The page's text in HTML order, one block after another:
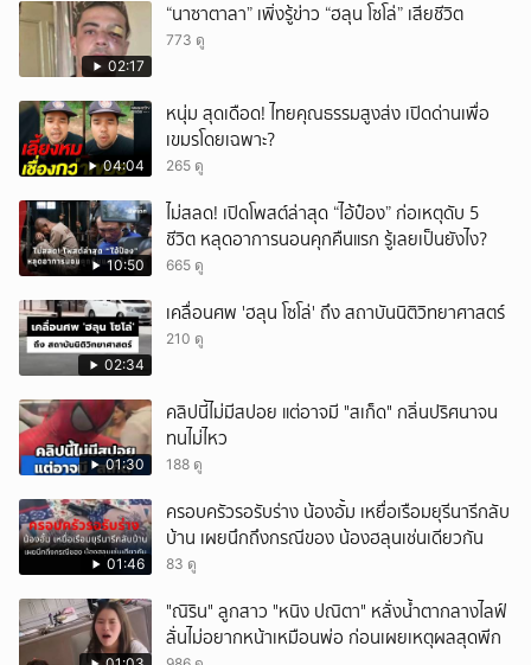
02:17
“นาซาตาลา” เพิ่งรู้ข่าว “ฮลุน โซโล่” เสียชีวิต
773 ดู
04:04
หนุ่ม สุดเดือด! ไทยคุณธรรมสูงส่ง เปิดด่านเพื่อ
เขมรโดยเฉพาะ?
265 ดู
10:50
ไม่สลด! เปิดโพสต์ล่าสุด “ไอ้ป๋อง” ก่อเหตุดับ 5
ชีวิต หลุดอาการนอนคุกคืนแรก รู้เลยเป็นยังไง?
665 ดู
02:34
เคลื่อนศพ 'ฮลุน โซโล่' ถึง สถาบันนิติวิทยาศาสตร์
210 ดู
01:30
คลิปนี้ไม่มีสปอย แต่อาจมี "สเก็ด" กลิ่นปริศนาจน
ทนไม่ไหว
188 ดู
01:46
ครอบครัวรอรับร่าง น้องอั้ม เหยื่อเรือมยุรีนารีกลับ
บ้าน เผยนึกถึงกรณีของ น้องฮลุนเช่นเดียวกัน
83 ดู
"ณิริน" ลูกสาว "หนิง ปณิตา" หลั่งน้ำตากลางไลฟ์
ลั่นไม่อยากหน้าเหมือนพ่อ ก่อนเผยเหตุผลสุดพีก